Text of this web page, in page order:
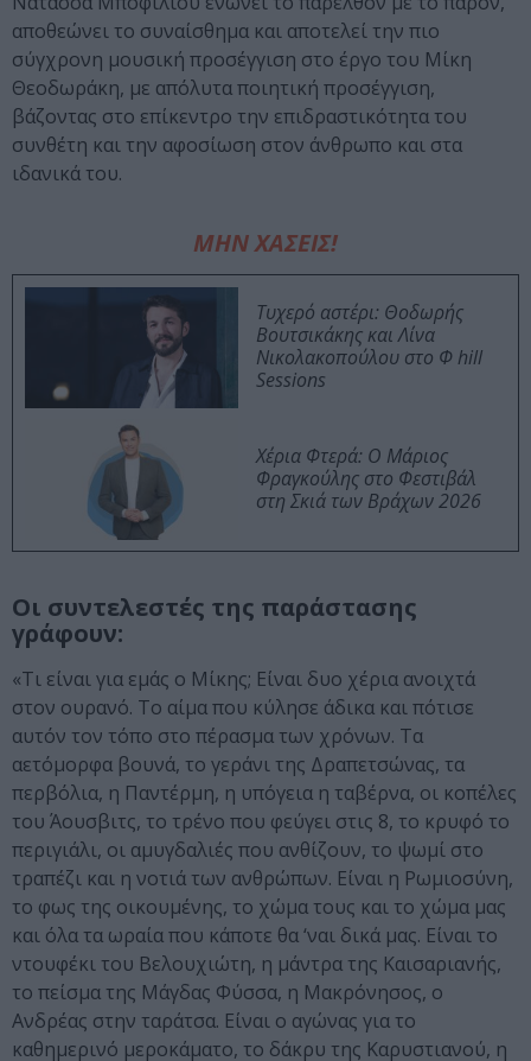
αποθεώνει το συναίσθημα και αποτελεί την πιο
σύγχρονη μουσική προσέγγιση στο έργο του Μίκη
Θεοδωράκη, με απόλυτα ποιητική προσέγγιση,
βάζοντας στο επίκεντρο την επιδραστικότητα του
συνθέτη και την αφοσίωση στον άνθρωπο και στα
ιδανικά του.
ΜΗΝ ΧΑΣΕΙΣ!
Τυχερό αστέρι: Θοδωρής
Βουτσικάκης και Λίνα
Νικολακοπούλου στο Φ hill
Sessions
Χέρια Φτερά: Ο Μάριος
Φραγκούλης στο Φεστιβάλ
στη Σκιά των Βράχων 2026
Οι συντελεστές της παράστασης
γράφουν:
«Τι είναι για εμάς ο Μίκης; Είναι δυο χέρια ανοιχτά
στον ουρανό. Το αίμα που κύλησε άδικα και πότισε
αυτόν τον τόπο στο πέρασμα των χρόνων. Τα
αετόμορφα βουνά, το γεράνι της Δραπετσώνας, τα
περβόλια, η Παντέρμη, η υπόγεια η ταβέρνα, οι κοπέλες
του Άουσβιτς, το τρένο που φεύγει στις 8, το κρυφό το
περιγιάλι, οι αμυγδαλιές που ανθίζουν, το ψωμί στο
τραπέζι και η νοτιά των ανθρώπων. Είναι η Ρωμιοσύνη,
το φως της οικουμένης, το χώμα τους και το χώμα μας
και όλα τα ωραία που κάποτε θα ‘ναι δικά μας. Είναι το
ντουφέκι του Βελουχιώτη, η μάντρα της Καισαριανής,
το πείσμα της Μάγδας Φύσσα, η Μακρόνησος, ο
Ανδρέας στην ταράτσα. Είναι ο αγώνας για το
καθημερινό μεροκάματο, το δάκρυ της Καρυστιανού, η